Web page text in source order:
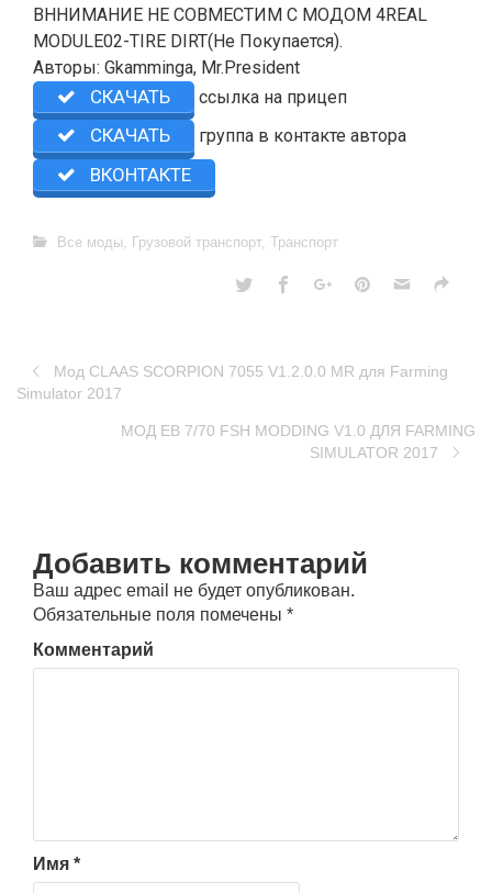
ВННИМАНИЕ НЕ СОВМЕСТИМ С МОДОМ 4REAL
MODULE02-TIRE DIRT(Не Покупается).
Авторы: Gkamminga, Mr.President
СКАЧАТЬ ссылка на прицеп
СКАЧАТЬ группа в контакте автора
ВКОНТАКТЕ
Все моды, Грузовой транспорт, Транспорт
Мод CLAAS SCORPION 7055 V1.2.0.0 MR для Farming
Simulator 2017
МОД EB 7/70 FSH MODDING V1.0 ДЛЯ FARMING
SIMULATOR 2017
Добавить комментарий
Ваш адрес email не будет опубликован.
Обязательные поля помечены *
Комментарий
Имя *